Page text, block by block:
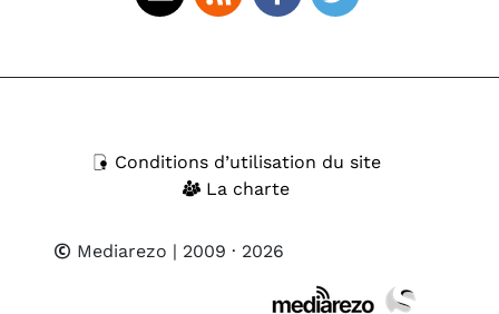
Conditions d’utilisation du site
La charte
Mediarezo | 2009 · 2026